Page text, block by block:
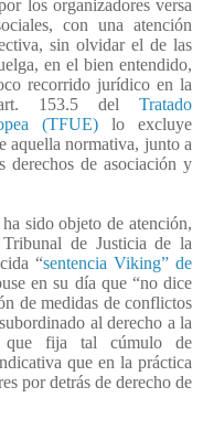
los organizadores versa
con una atención
sin olvidar el de las
en el bien entendido,
recorrido jurídico en la
153.5 del Tratado
(TFUE) lo excluye
aquella normativa, junto a
derechos de asociación y
sido objeto de atención,
de Justicia de la
“sentencia Viking” de
en su día que “no dice
de medidas de conflictos
al derecho a la
que fija tal cúmulo de
que en la práctica
por detrás de derecho de